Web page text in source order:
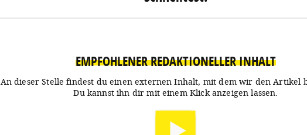
EMPFOHLENER REDAKTIONELLER INHALT
An dieser Stelle findest du einen externen Inhalt, mit dem wir den Artikel
Du kannst ihn dir mit einem Klick anzeigen lassen.